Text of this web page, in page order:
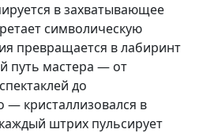
в захватывающее
символическую
превращается в лабиринт
путь мастера — от
до
кристаллизовался в
штрих пульсирует